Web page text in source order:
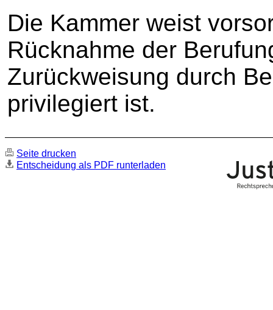
Die Kammer weist
Rücknahme der
Zurückweisung durch
privilegiert ist.
Seite drucken
Entscheidung als PDF runterladen